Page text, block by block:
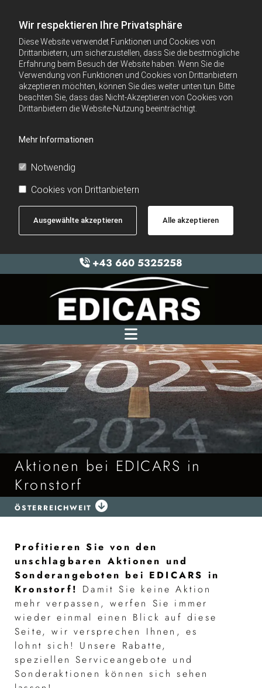
Wir respektieren Ihre Privatsphäre
Diese Website verwendet Funktionen und Cookies von
Drittanbietern, um sicherzustellen, dass Sie die bestmögliche
Erfahrung beim Besuch der Website haben. Wenn Sie die
Verwendung von Funktionen und Cookies von Drittanbietern
akzeptieren möchten, können Sie dies weiter unten tun. Bitte
beachten Sie, dass das Nicht-Akzeptieren von Cookies von
Drittanbietern die Website-Nutzung beeinträchtigt.
Mehr Informationen
Notwendig
Cookies von Drittanbietern
Ausgewählte akzeptieren Alle akzeptieren
 +43 660 5325258
Aktionen bei EDICARS in
Kronstorf
ÖSTERREICHWEIT 
Profitieren Sie von den
unschlagbaren Aktionen und
Sonderangeboten bei EDICARS in
Kronstorf! Damit Sie keine Aktion
mehr verpassen, werfen Sie immer
wieder einmal einen Blick auf diese
Seite, wir versprechen Ihnen, es
lohnt sich! Unsere Rabatte,
speziellen Serviceangebote und
Sonderaktionen können sich sehen